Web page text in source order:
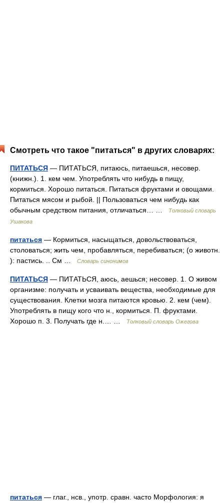
Смотреть что такое "питаться" в других словарях:
ПИТАТЬСЯ — ПИТАТЬСЯ, питаюсь, питаешься, несовер.
(книжн.). 1. кем чем. Употреблять что нибудь в пищу,
кормиться. Хорошо питаться. Питаться фруктами и овощами.
Питаться мясом и рыбой. || Пользоваться чем нибудь как
обычным средством питания, отличаться… …
Толковый словарь
Ушакова
питаться — Кормиться, насыщаться, довольствоваться,
столоваться; жить чем, пробавляться, перебиваться; (о животн.
): пастись. .. См …
Словарь синонимов
ПИТАТЬСЯ — ПИТАТЬСЯ, аюсь, аешься; несовер. 1. О живом
организме: получать и усваивать вещества, необходимые для
существования. Клетки мозга питаются кровью. 2. кем (чем).
Употреблять в пищу кого что н., кормиться. П. фруктами.
Хорошо п. 3. Получать где н.… …
Толковый словарь Ожегова
питаться — глаг., нсв., употр. сравн. часто Морфология: я